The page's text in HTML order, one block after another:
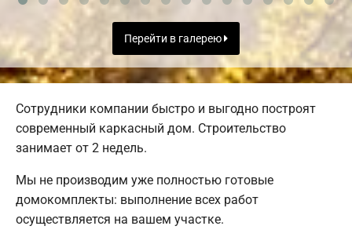
Перейти в галерею
Сотрудники компании быстро и выгодно построят
современный каркасный дом. Строительство
занимает от 2 недель.
Мы не производим уже полностью готовые
домокомплекты: выполнение всех работ
осуществляется на вашем участке.